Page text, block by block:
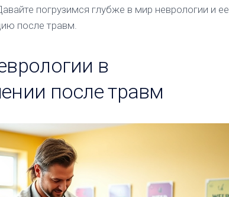
погрузимся глубже в мир неврологии и ее
после травм.
в
после травм